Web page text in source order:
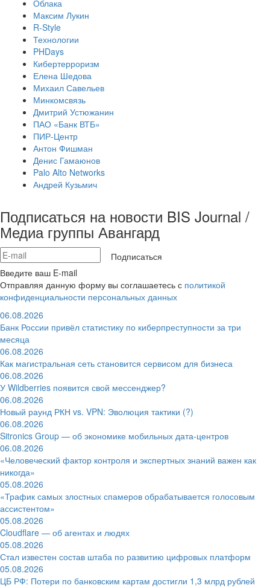
Облака
Максим Лукин
R-Style
Технологии
PHDays
Кибертерроризм
Елена Шедова
Михаил Савельев
Минкомсвязь
Дмитрий Устюжанин
ПАО «Банк ВТБ»
ПИР-Центр
Антон Фишман
Денис Гамаюнов
Palo Alto Networks
Андрей Кузьмич
Подписаться на новости BIS Journal /
Медиа группы Авангард
Подписаться
Введите ваш E-mail
Отправляя данную форму вы соглашаетесь с политикой
конфиденциальности персональных данных
06.08.2026
Банк России привёл статистику по киберпреступности за три
месяца
06.08.2026
Как магистральная сеть становится сервисом для бизнеса
06.08.2026
У Wildberries появится свой мессенджер?
06.08.2026
Новый раунд РКН vs. VPN: Эволюция тактики (?)
06.08.2026
Sitronics Group — об экономике мобильных дата-центров
06.08.2026
«Человеческий фактор контроля и экспертных знаний важен как
никогда»
05.08.2026
«Трафик самых злостных спамеров обрабатывается голосовым
ассистентом»
05.08.2026
Cloudflare — об агентах и людях
05.08.2026
Стал известен состав штаба по развитию цифровых платформ
05.08.2026
ЦБ РФ: Потери по банковским картам достигли 1,3 млрд рублей